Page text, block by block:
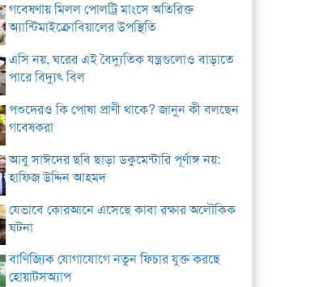
গবেষণায় মিলল পোলট্রি মাংসে অতিরিক্ত
অ্যান্টিমাইক্রোবিয়ালের উপস্থিতি
এসি নয়, ঘরের এই বৈদ্যুতিক যন্ত্রগুলোও বাড়াতে
পারে বিদ্যুৎ বিল
পশুদেরও কি পোষা প্রাণী থাকে? জানুন কী বলছেন
গবেষকরা
আবু সাঈদের ছবি ছাড়া ডকুমেন্টারি পূর্ণাঙ্গ নয়:
হাফিজ উদ্দিন আহমদ
যেভাবে কোরআনে এসেছে কাবা রক্ষার অলৌকিক
ঘটনা
বাণিজ্যিক যোগাযোগে নতুন ফিচার যুক্ত করছে
হোয়াটসঅ্যাপ